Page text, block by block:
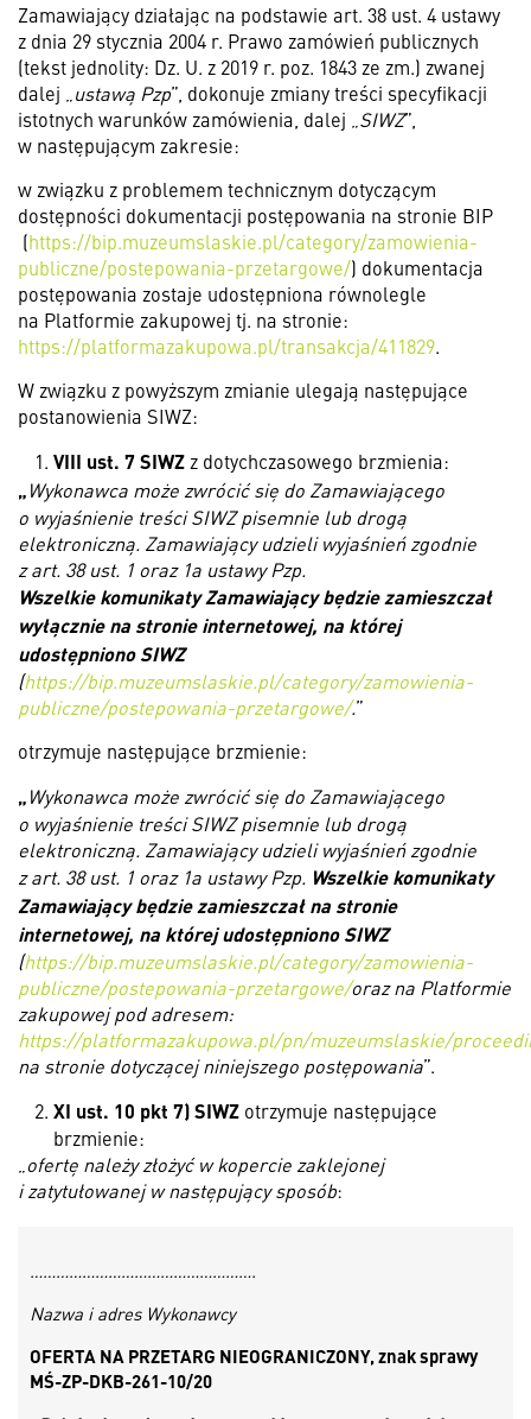
Zamawiający działając na podstawie art. 38 ust. 4 ustawy
z dnia 29 stycznia 2004 r. Prawo zamówień publicznych
(tekst jednolity: Dz. U. z 2019 r. poz. 1843 ze zm.) zwanej
dalej „ ustawą Pzp”, dokonuje zmiany treści specyfikacji
istotnych warunków zamówienia, dalej „ SIWZ”,
w następującym zakresie:
w związku z problemem technicznym dotyczącym
dostępności dokumentacji postępowania na stronie BIP
(https://bip.muzeumslaskie.pl/category/zamowienia-
publiczne/postepowania-przetargowe/) dokumentacja
postępowania zostaje udostępniona równolegle
na Platformie zakupowej tj. na stronie:
https://platformazakupowa.pl/transakcja/411829.
W związku z powyższym zmianie ulegają następujące
postanowienia SIWZ:
VIII ust. 7 SIWZ z dotychczasowego brzmienia:
„Wykonawca może zwrócić się do Zamawiającego
o wyjaśnienie treści SIWZ pisemnie lub drogą
elektroniczną. Zamawiający udzieli wyjaśnień zgodnie
z art. 38 ust. 1 oraz 1a ustawy Pzp.
Wszelkie komunikaty Zamawiający będzie zamieszczał
wyłącznie na stronie internetowej, na której
udostępniono SIWZ
(https://bip.muzeumslaskie.pl/category/zamowienia-
publiczne/postepowania-przetargowe/.”
otrzymuje następujące brzmienie:
„Wykonawca może zwrócić się do Zamawiającego
o wyjaśnienie treści SIWZ pisemnie lub drogą
elektroniczną. Zamawiający udzieli wyjaśnień zgodnie
z art. 38 ust. 1 oraz 1a ustawy Pzp. Wszelkie komunikaty
Zamawiający będzie zamieszczał na stronie
internetowej, na której udostępniono SIWZ
(https://bip.muzeumslaskie.pl/category/zamowienia-
publiczne/postepowania-przetargowe/oraz na Platformie
zakupowej pod adresem:
https://platformazakupowa.pl/pn/muzeumslaskie/
na stronie dotyczącej niniejszego postępowania”.
XI ust. 10 pkt 7) SIWZ otrzymuje następujące
brzmienie:
ofertę należy złożyć w kopercie zaklejonej
i zatytułowanej w następujący sposób:
…………………………………………….
Nazwa i adres Wykonawcy
OFERTA NA PRZETARG NIEOGRANICZONY, znak sprawy
MŚ-ZP-DKB-261-10/20